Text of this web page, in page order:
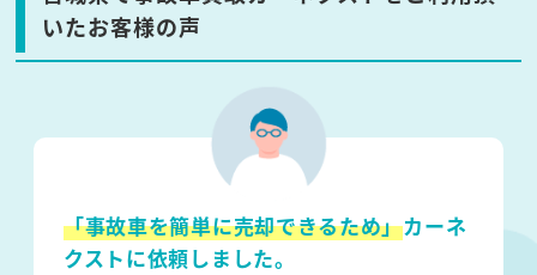
いたお客様の声
「事故車を簡単に売却できるため」カーネ
クストに依頼しました。